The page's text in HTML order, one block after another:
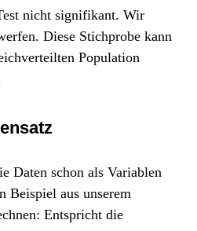
nicht signifikant. Wir
Diese Stichprobe kann
Population
Daten schon als Variablen
Beispiel aus unserem
Entspricht die